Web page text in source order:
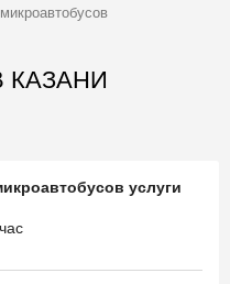
КАЗАНИ
услуги